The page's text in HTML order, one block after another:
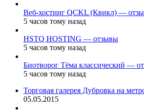
Веб-хостинг QCKL (Квикл) —
5 часов тому назад
HSTQ HOSTING — отзывы
5 часов тому назад
Биотворог Тёма классический —
5 часов тому назад
Торговая галерея Дубровка на
05.05.2015